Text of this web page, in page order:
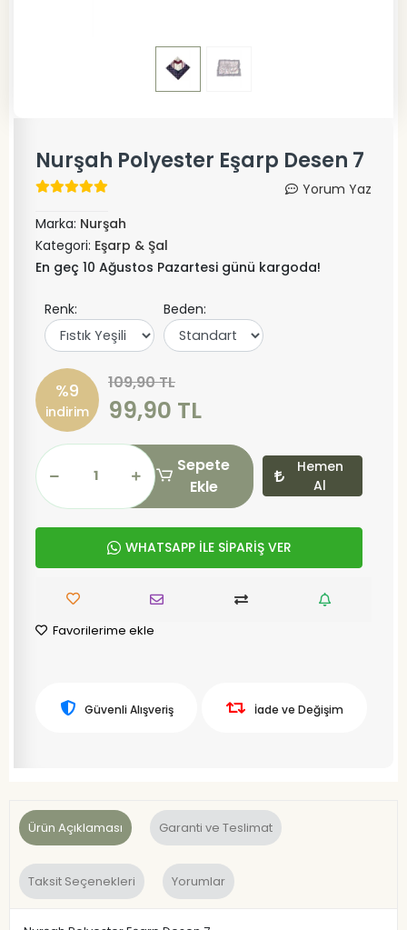
Nurşah Polyester Eşarp Desen 7
Yorum Yaz
Marka: Nurşah
Kategori: Eşarp & Şal
En geç 10 Ağustos Pazartesi günü kargoda!
Renk: Beden:
%9
indirim
109,90 TL
99,90 TL
Sepete
Ekle
Hemen
Al
WHATSAPP İLE SİPARİŞ VER
Favorilerime ekle
Güvenli Alışveriş İade ve Değişim
Ürün Açıklaması Garanti ve Teslimat
Taksit Seçenekleri Yorumlar